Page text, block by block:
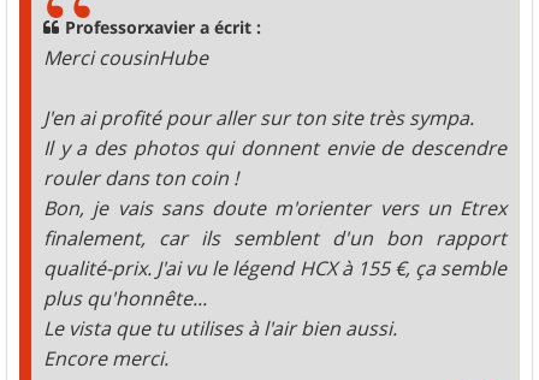
Professorxavier a écrit :
Merci cousinHube
J'en ai profité pour aller sur ton site très sympa.
Il y a des photos qui donnent envie de descendre
rouler dans ton coin !
Bon, je vais sans doute m'orienter vers un Etrex
finalement, car ils semblent d'un bon rapport
qualité-prix. J'ai vu le légend HCX à 155 €, ça semble
plus qu'honnête...
Le vista que tu utilises à l'air bien aussi.
Encore merci.